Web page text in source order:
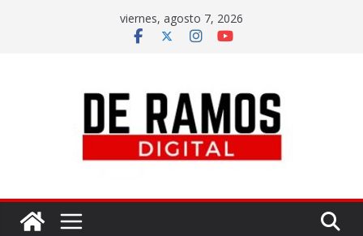
viernes, agosto 7, 2026